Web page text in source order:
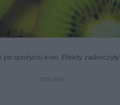
spożyciu kiwi. Efekty zaskoczyły